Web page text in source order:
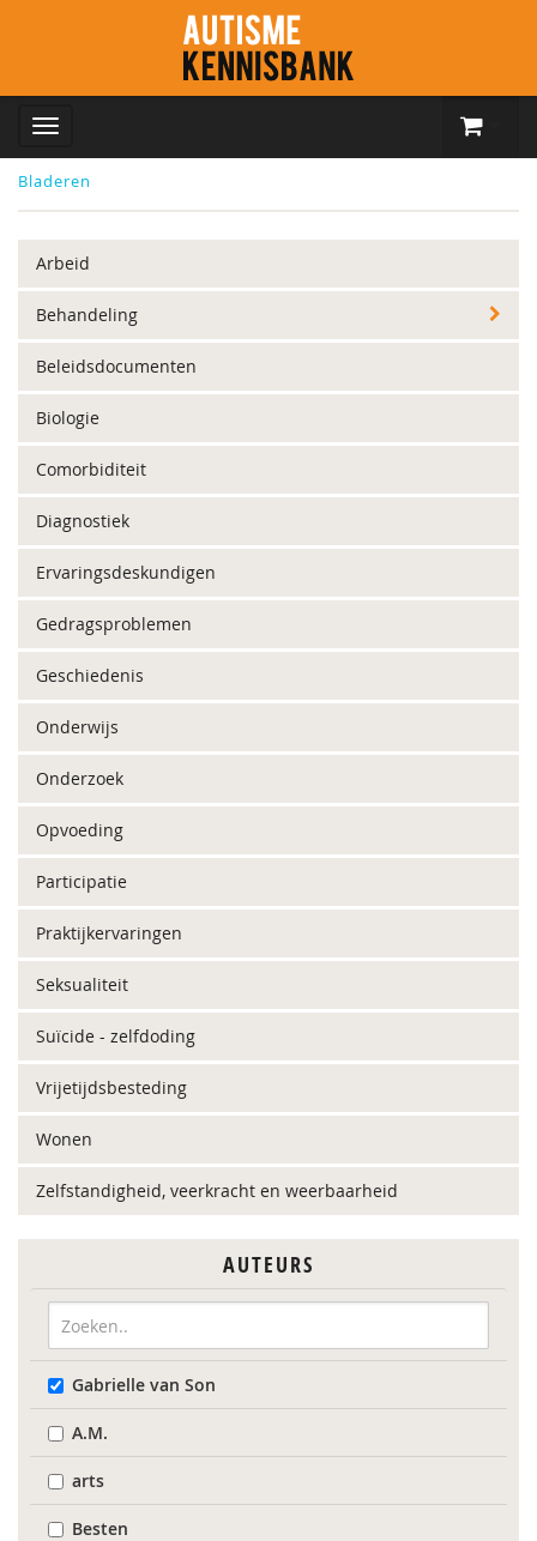
Bladeren
Arbeid
Behandeling
Beleidsdocumenten
Biologie
Comorbiditeit
Diagnostiek
Ervaringsdeskundigen
Gedragsproblemen
Geschiedenis
Onderwijs
Onderzoek
Opvoeding
Participatie
Praktijkervaringen
Seksualiteit
Suïcide - zelfdoding
Vrijetijdsbesteding
Wonen
Zelfstandigheid, veerkracht en weerbaarheid
AUTEURS
Gabrielle van Son
A.M.
arts
Besten